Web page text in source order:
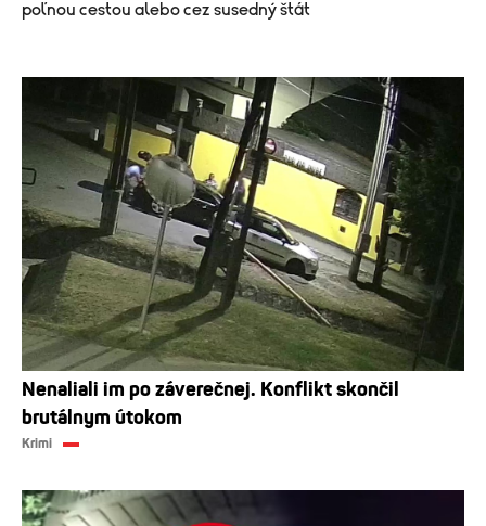
poľnou cestou alebo cez susedný štát
Nenaliali im po záverečnej. Konflikt skončil
brutálnym útokom
Krimi